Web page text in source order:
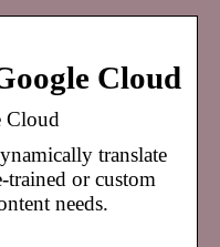
Cloud
Cloud
translate
trained or custom
needs.